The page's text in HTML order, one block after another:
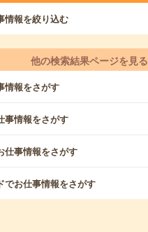
情報を絞り込む
他の検索結果ページを見る
情報をさがす
事情報をさがす
仕事情報をさがす
でお仕事情報をさがす